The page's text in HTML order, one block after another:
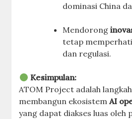
dominasi China
Mendorong
tetap
dan regulasi.
Kesimpulan:
ATOM Project adalah
membangun ekosistemAI
yang dapat diakses luas oleh